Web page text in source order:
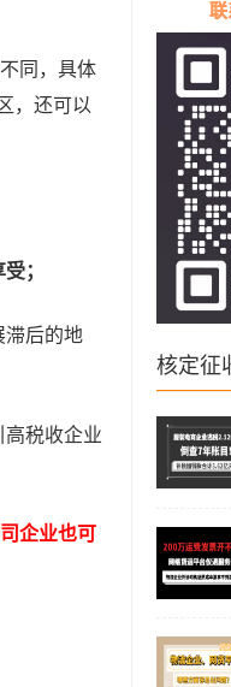
联
核定征
同，具体
，还可以
；
滞后的地
税收企业
企业也可